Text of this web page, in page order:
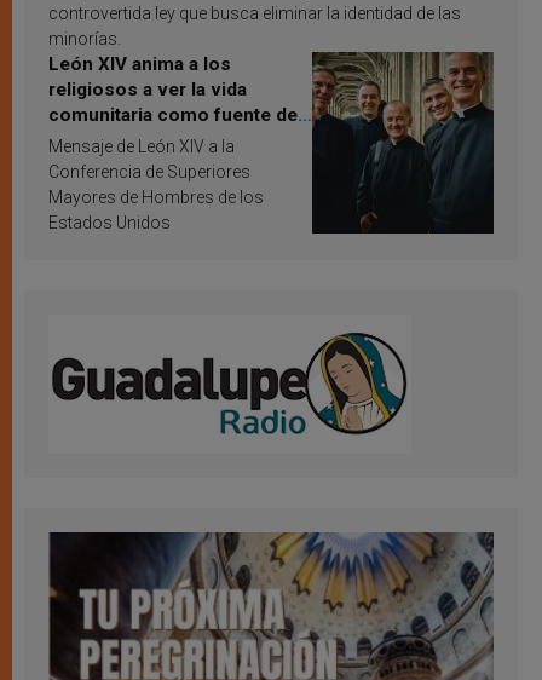
controvertida ley que busca eliminar la identidad de las
minorías.
León XIV anima a los
religiosos a ver la vida
comunitaria como fuente de
inspiración y santificación
Mensaje de León XIV a la
Conferencia de Superiores
Mayores de Hombres de los
Estados Unidos